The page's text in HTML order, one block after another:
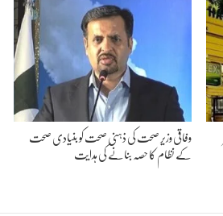
وفاقی وزیر صحت کی ذہنی صحت کو بنیادی صحت
کے نظام کا حصہ بنانے کی ہدایت